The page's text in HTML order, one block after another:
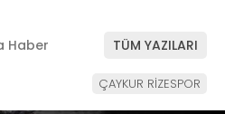
Haber TÜM YAZILARI
ÇAYKUR RİZESPOR